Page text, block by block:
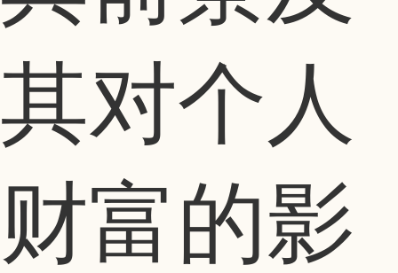
其对个人
财富的影